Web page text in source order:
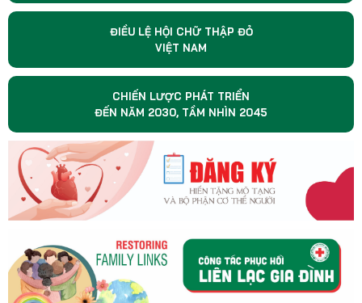
ĐIỀU LỆ HỘI CHỮ THẬP ĐỎ
VIỆT NAM
CHIẾN LƯỢC PHÁT TRIỂN
ĐẾN NĂM 2030, TẦM NHÌN 2045